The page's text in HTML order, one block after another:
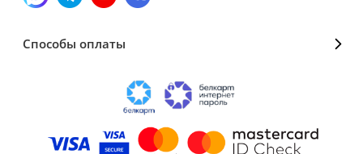
Способы оплаты